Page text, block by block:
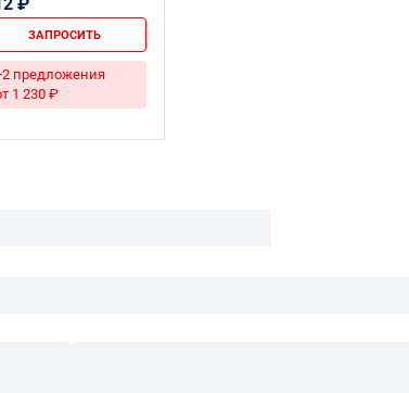
ЗАПРОСИТЬ
предложения
1 230 ₽